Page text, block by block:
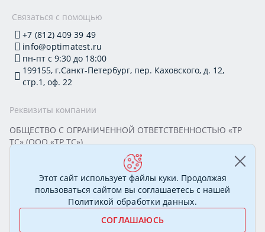
Связаться с помощью
+7 (812) 409 39 49
info@optimatest.ru
пн-пт с 9:30 до 18:00
199155, г.Санкт-Петербург, пер. Каховского, д. 12,
стр.1, оф. 22
Реквизиты компании
ОБЩЕСТВО С ОГРАНИЧЕННОЙ ОТВЕТСТВЕННОСТЬЮ «ТР
ТС» (ООО «ТР ТС»)
Юридический адрес: 199155, г. Санкт-Петербург, пер.
Каховского, д. 12, стр. 1, помещение 22-Н
ИНН 7813295032 КПП 780101001 ОГРН 1177847388894
ОКПО 20395319 Генеральный директор: Соколова Алёна
© 2007—2026 Сертификационный центр «ОптимаТест».
Этот сайт использует файлы куки. Продолжая
пользоваться сайтом вы соглашаетесь с нашей
Политикой обработки данных.
СОГЛАШАЮСЬ